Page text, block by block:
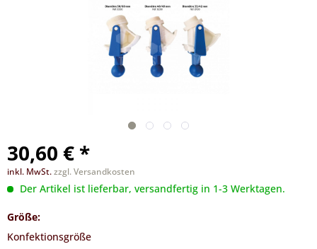
30,60 € *
inkl. MwSt.zzgl. Versandkosten
Der Artikel ist lieferbar, versandfertig in 1-3 Werktagen.
Größe:
Konfektionsgröße